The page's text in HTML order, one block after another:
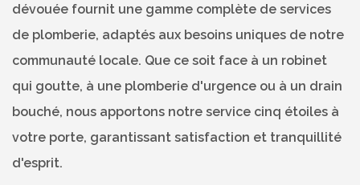
dévouée fournit une gamme complète de services
de plomberie, adaptés aux besoins uniques de notre
communauté locale. Que ce soit face à un robinet
qui goutte, à une plomberie d'urgence ou à un drain
bouché, nous apportons notre service cinq étoiles à
votre porte, garantissant satisfaction et tranquillité
d'esprit.